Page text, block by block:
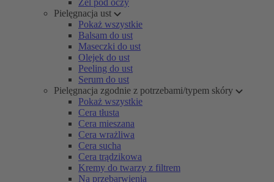
Żel pod oczy
Pielęgnacja ust
Pokaż wszystkie
Balsam do ust
Maseczki do ust
Olejek do ust
Peeling do ust
Serum do ust
Pielęgnacja zgodnie z potrzebami/typem skóry
Pokaż wszystkie
Cera tłusta
Cera mieszana
Cera wrażliwa
Cera sucha
Cera trądzikowa
Kremy do twarzy z filtrem
Na przebarwienia